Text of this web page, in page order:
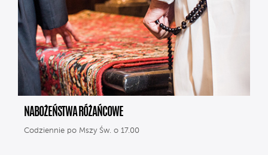
NABOŻEŃSTWA RÓŻAŃCOWE
Codziennie po Mszy Św. o 17.00